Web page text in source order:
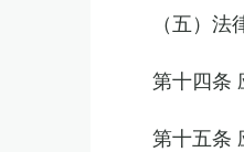
（五）法
第十四条
第十五条